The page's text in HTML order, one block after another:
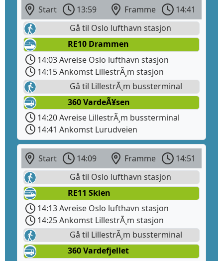
Start 13:59 Framme
14:41
Gå til Oslo lufthavn stasjon
RE10 Drammen
14:03 Avreise Oslo lufthavn stasjon
14:15 Ankomst LillestrÃ¸m stasjon
Gå til LillestrÃ¸m bussterminal
360 VardeÃ¥sen
14:20 Avreise LillestrÃ¸m bussterminal
14:41 Ankomst Lurudveien
Start 14:09 Framme
14:51
Gå til Oslo lufthavn stasjon
RE11 Skien
14:13 Avreise Oslo lufthavn stasjon
14:25 Ankomst LillestrÃ¸m stasjon
Gå til LillestrÃ¸m bussterminal
360 Vardefjellet